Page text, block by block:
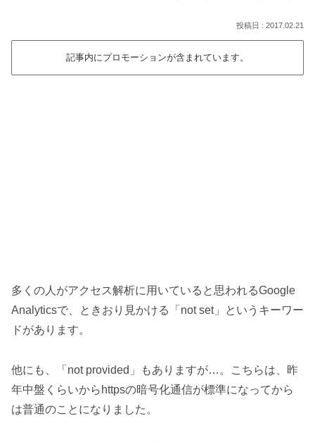
2017.02.21
記事内にプロモーションが含まれています。
多くの人がアクセス解析に用いていると思われるGoogle
Analyticsで、ときおり見かける「not set」というキーワー
ドがあります。
他にも、「not provided」もありますが…。こちらは、昨
年中盤くらいからhttpsの暗号化通信が標準になってから
は普通のことになりました。